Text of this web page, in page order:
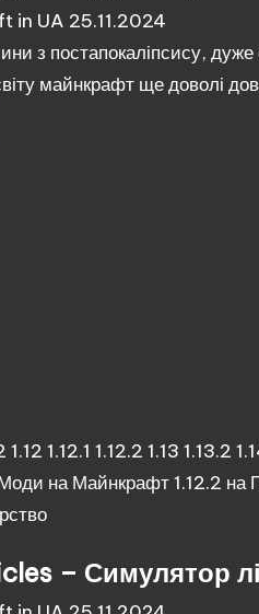
in UA 25.11.2024
з постапокаліпсису, дуже
майнкрафт ще доволі
1.12 1.12.1 1.12.2 1.13 1.13.2
на Майнкрафт 1.12.2 на
– Симулятор